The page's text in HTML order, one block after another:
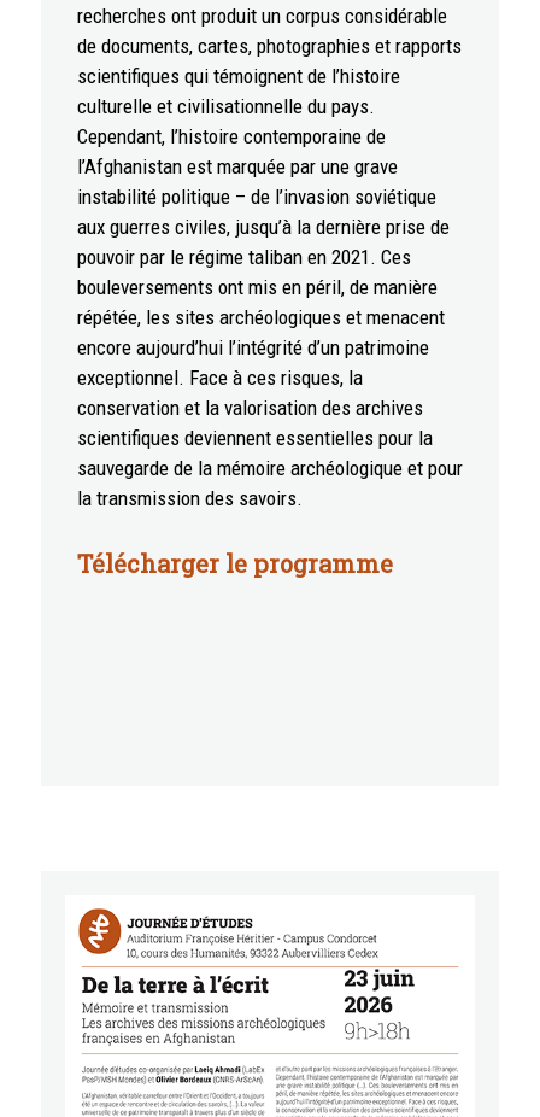
recherches ont produit un corpus considérable
de documents, cartes, photographies et rapports
scientifiques qui témoignent de l’histoire
culturelle et civilisationnelle du pays.
Cependant, l’histoire contemporaine de
l’Afghanistan est marquée par une grave
instabilité politique – de l’invasion soviétique
aux guerres civiles, jusqu’à la dernière prise de
pouvoir par le régime taliban en 2021. Ces
bouleversements ont mis en péril, de manière
répétée, les sites archéologiques et menacent
encore aujourd’hui l’intégrité d’un patrimoine
exceptionnel. Face à ces risques, la
conservation et la valorisation des archives
scientifiques deviennent essentielles pour la
sauvegarde de la mémoire archéologique et pour
la transmission des savoirs.
Télécharger le programme